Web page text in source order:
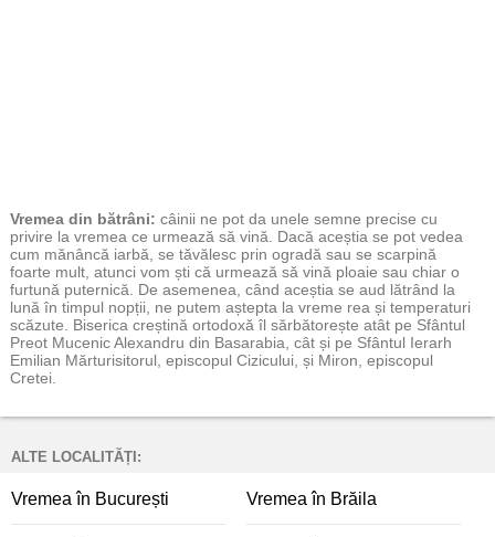
Vremea din bătrâni: câinii ne pot da unele semne precise cu
privire la vremea ce urmează să vină. Dacă aceștia se pot vedea
cum mănâncă iarbă, se tăvălesc prin ogradă sau se scarpină
foarte mult, atunci vom ști că urmează să vină ploaie sau chiar o
furtună puternică. De asemenea, când aceștia se aud lătrând la
lună în timpul nopții, ne putem aștepta la vreme rea și temperaturi
scăzute. Biserica creștină ortodoxă îl sărbătorește atât pe Sfântul
Preot Mucenic Alexandru din Basarabia, cât și pe Sfântul Ierarh
Emilian Mărturisitorul, episcopul Cizicului, și Miron, episcopul
Cretei.
ALTE LOCALITĂȚI:
Vremea în București Vremea în Brăila